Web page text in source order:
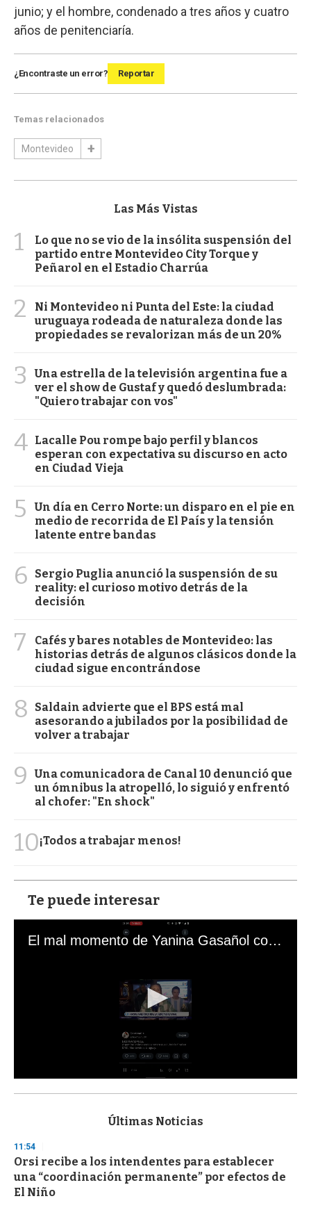
junio; y el hombre, condenado a tres años y cuatro
años de penitenciaría.
¿Encontraste un error? Reportar
Temas relacionados
Montevideo
Las Más Vistas
1
Lo que no se vio de la insólita suspensión del
partido entre Montevideo City Torque y
Peñarol en el Estadio Charrúa
2
Ni Montevideo ni Punta del Este: la ciudad
uruguaya rodeada de naturaleza donde las
propiedades se revalorizan más de un 20%
3
Una estrella de la televisión argentina fue a
ver el show de Gustaf y quedó deslumbrada:
"Quiero trabajar con vos"
4 Lacalle Pou rompe bajo perfil y blancos
esperan con expectativa su discurso en acto
en Ciudad Vieja
5
Un día en Cerro Norte: un disparo en el pie en
medio de recorrida de El País y la tensión
latente entre bandas
6
Sergio Puglia anunció la suspensión de su
reality: el curioso motivo detrás de la
decisión
7
Cafés y bares notables de Montevideo: las
historias detrás de algunos clásicos donde la
ciudad sigue encontrándose
8
Saldain advierte que el BPS está mal
asesorando a jubilados por la posibilidad de
volver a trabajar
9
Una comunicadora de Canal 10 denunció que
un ómnibus la atropelló, lo siguió y enfrentó
al chofer: "En shock"
10¡Todos a trabajar menos!
Te puede interesar
El mal momento de Yanina Gasañol con un hincha argentino en "Subrayado"
s
d
s
o
f
3
Últimas Noticias
11:54
Orsi recibe a los intendentes para establecer
una “coordinación permanente” por efectos de
El Niño